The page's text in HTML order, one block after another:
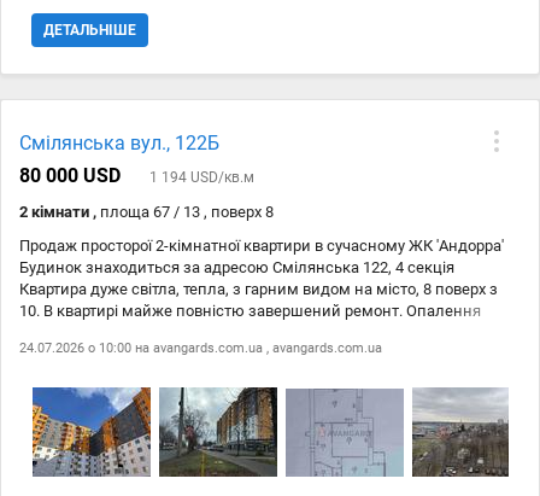
ДЕТАЛЬНІШЕ
Смілянська вул., 122Б
80 000 USD
1 194 USD/кв.м
2 кімнати , площа 67 / 13 , поверх 8
Продаж просторої 2-кімнатної квартири в сучасному ЖК 'Андорра'
Будинок знаходиться за адресою Смілянська 122, 4 секція
Квартира дуже світла, тепла, з гарним видом на місто, 8 поверх з
10. В квартирі майже повністю завершений ремонт. Опалення
Бонусом до квартири є комірка, яка знаходиться прямо навпроти
займаючи зайвий простір всередині квартири. Територія даного
ЖК є повністю закритою, всередині двору облаштовано сучасний
великий дитячий майданчик і зони для відпочинку. Поруч зупинки
громадського транспорту, супермаркети, кав`ярні, 5 хв пішки до
24.07.2026 о 10:00 на avangards.com.ua , avangards.com.ua